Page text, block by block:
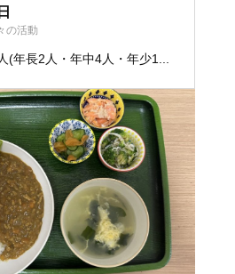
の活動
(年長2人・年中4人・年少1...